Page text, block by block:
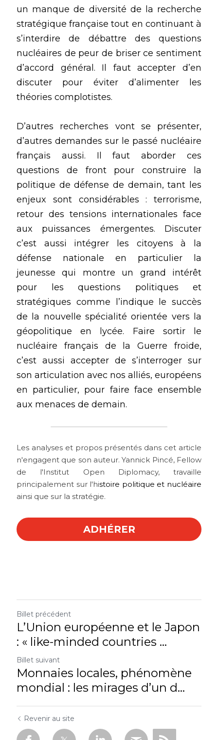
un manque de diversité de la recherche
stratégique française tout en continuant à
s’interdire de débattre des questions
nucléaires de peur de briser ce sentiment
d’accord général. Il faut accepter d’en
discuter pour éviter d’alimenter les
théories complotistes.
D’autres recherches vont se présenter,
d’autres demandes sur le passé nucléaire
français aussi. Il faut aborder ces
questions de front pour construire la
politique de défense de demain, tant les
enjeux sont considérables : terrorisme,
retour des tensions internationales face
aux puissances émergentes. Discuter
c’est aussi intégrer les citoyens à la
défense nationale en particulier la
jeunesse qui montre un grand intérêt
pour les questions politiques et
stratégiques comme l’indique le succès
de la nouvelle spécialité orientée vers la
géopolitique en lycée. Faire sortir le
nucléaire français de la Guerre froide,
c’est aussi accepter de s’interroger sur
son articulation avec nos alliés, européens
en particulier, pour faire face ensemble
aux menaces de demain.
Les analyses et propos présentés dans cet article
n'engagent que son auteur. Yannick Pincé, Fellow
de l'Institut Open Diplomacy, travaille
principalement sur l'histoire politique et nucléaire
ainsi que sur la stratégie.
ADHÉRER
Billet précédent
L’Union européenne et le Japon
: « like-minded countries ...
Billet suivant
Monnaies locales, phénomène
mondial : les mirages d’un d...
Revenir au site